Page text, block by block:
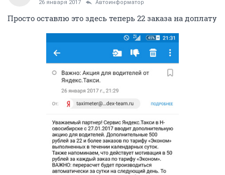
26 января 2017 Автоинформатор
Просто оставлю это здесь теперь 22 заказа на доплату